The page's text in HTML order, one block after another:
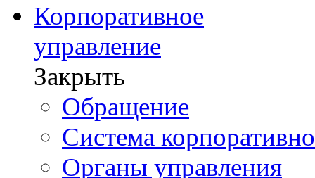
Корпоративное
управление
Закрыть
Обращение
Система
Органы управления